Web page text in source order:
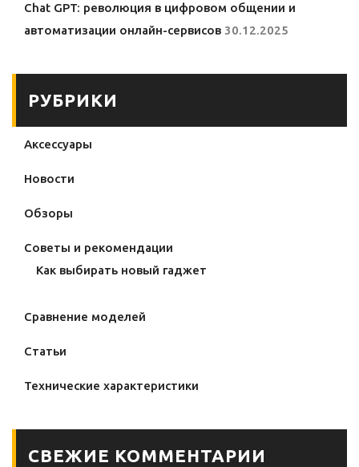
Chat GPT: революция в цифровом общении и
автоматизации онлайн-сервисов 30.12.2025
РУБРИКИ
Аксессуары
Новости
Обзоры
Советы и рекомендации
Как выбирать новый гаджет
Сравнение моделей
Статьи
Технические характеристики
СВЕЖИЕ КОММЕНТАРИИ